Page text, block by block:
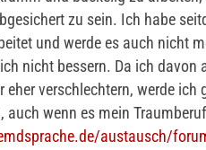
zu sein. Ich habe
und werde es auch nicht
nicht bessern. Da ich davon
eher verschlechtern, werde ich
auch wenn es mein
austausch/